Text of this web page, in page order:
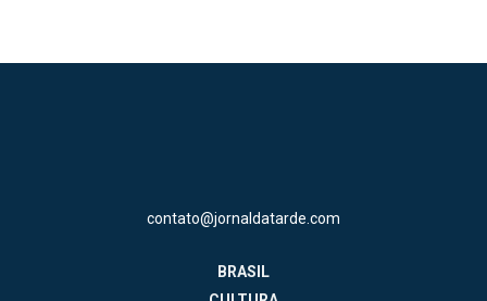
contato@jornaldatarde.com
BRASIL